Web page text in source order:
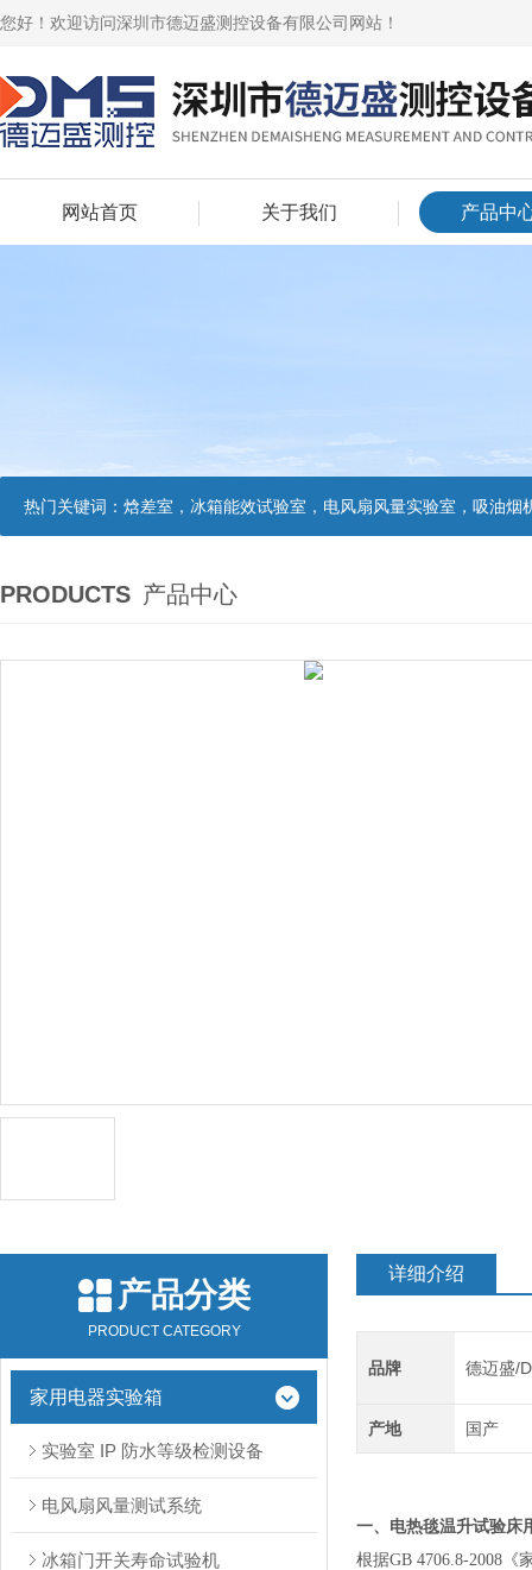
您好！欢迎访问深圳市德迈盛测控设备有限公司网站！
网站首页 关于我们 产品中
热门关键词： 焓差室，冰箱能效试验室，电风扇风量实验室，吸油烟机油脂分离度试验装置，吸油烟机空气性能试验装置，吸油烟机气味
PRODUCTS 产品中心
产品分类
PRODUCT CATEGORY
家用电器实验箱
实验室 IP 防水等级检测设备
电风扇风量测试系统
冰箱门开关寿命试验机
详细介绍
品牌 德迈盛/
产地 国产
一、 电热毯温升试验床
根据GB 4706.8-2008